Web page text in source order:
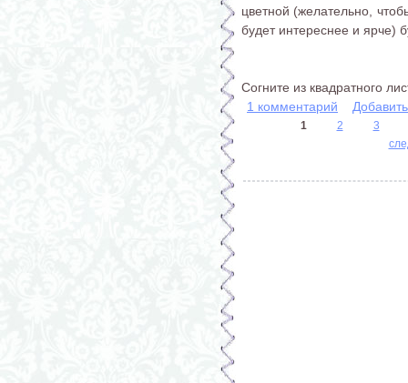
цветной (желательно,
будет интереснее и ярче)
Согните из квадратного
1 комментарий
1 2
3